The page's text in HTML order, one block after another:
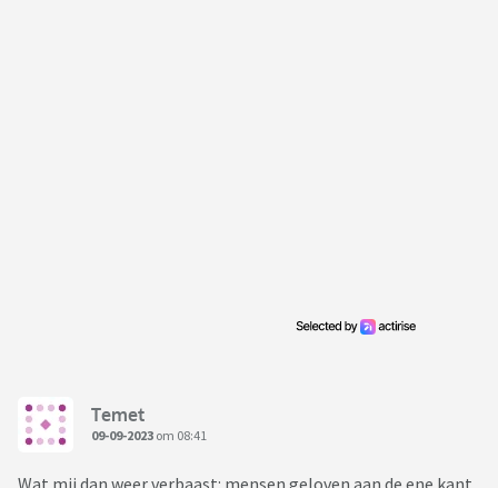
Temet
09-09-2023 om 08:41